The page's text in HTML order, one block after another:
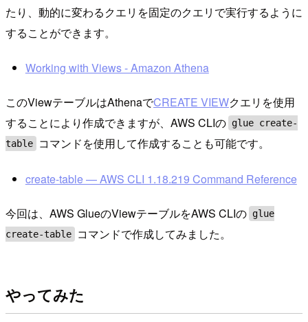
たり、動的に変わるクエリを固定のクエリで実行するように
することができます。
Working with Views - Amazon Athena
このViewテーブルはAthenaでCREATE VIEWクエリを使用
することにより作成できますが、AWS CLIの glue create-
table
コマンドを使用して作成することも可能です。
create-table — AWS CLI 1.18.219 Command Reference
今回は、AWS GlueのViewテーブルをAWS CLIの glue
create-table
コマンドで作成してみました。
やってみた